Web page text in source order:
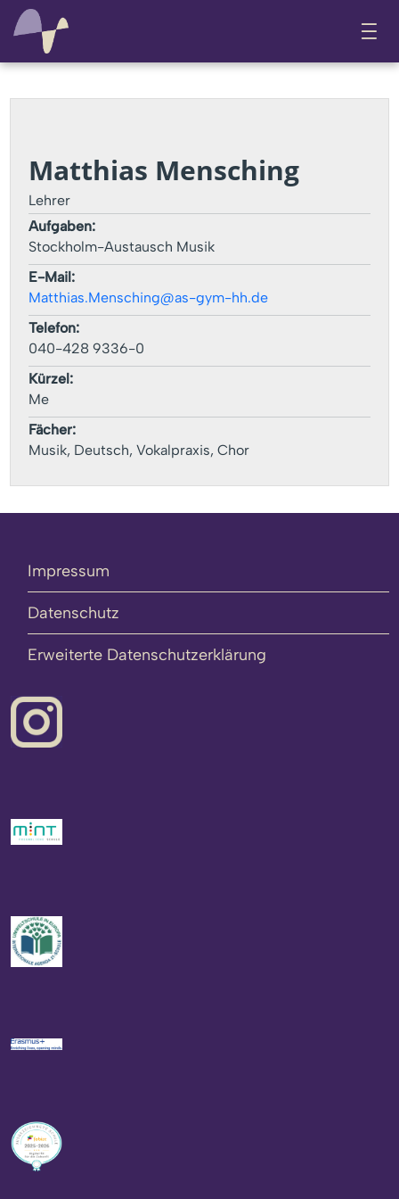
Matthias Mensching
Lehrer
Aufgaben:
Stockholm-Austausch Musik
E-Mail:
Matthias.Mensching@as-gym-hh.de
Telefon:
040-428 9336-0
Kürzel:
Me
Fächer:
Musik, Deutsch, Vokalpraxis, Chor
Impressum
Datenschutz
Erweiterte Datenschutzerklärung